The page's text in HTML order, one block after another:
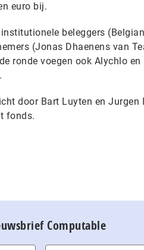
euro bij.
beleggers
(Jonas Dhaenens van
ronde voegen ook Alychlo
door Bart Luyten en
fonds.
Computable